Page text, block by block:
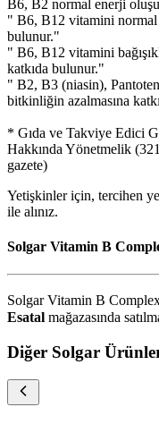
B6, B2 normal enerji
" B6, B12 vitamini normal
bulunur."
" B6, B12 vitamini
katkıda bulunur."
" B2, B3 (niasin),
bitkinliğin azalmasına
* Gıda ve Takviye Edici
Hakkında Yönetmelik
gazete)
Yetişkinler için, tercihen
ile alınız.
Solgar Vitamin B
Solgar Vitamin B
Esatal mağazasında
Diğer Solgar